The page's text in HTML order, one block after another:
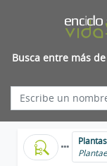
Busca entre más
Plantas
Plantae